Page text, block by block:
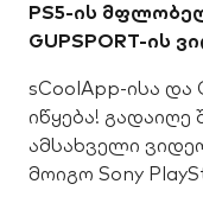
PS5-ის
GUPSPORT-ის
sCoolApp-ისა და
იწყება!
ამსახველი
მოიგო Sony